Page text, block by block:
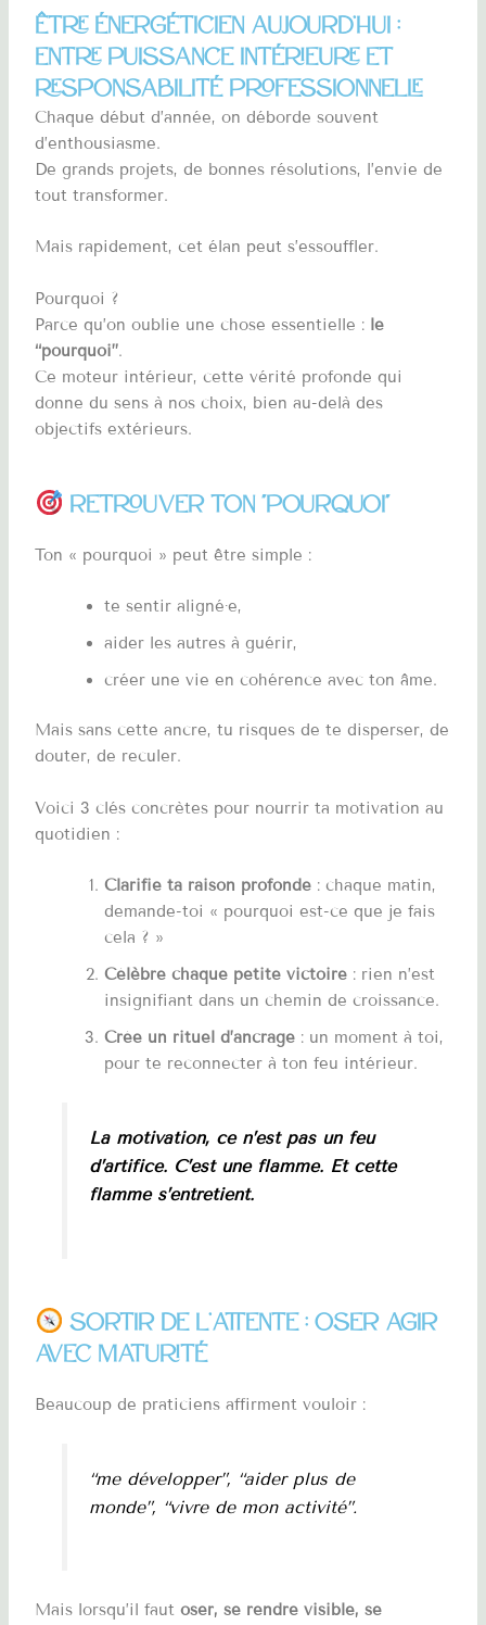
Être énergéticien aujourd’hui :
entre puissance intérieure et
responsabilité professionnelle
Chaque début d’année, on déborde souvent
d’enthousiasme.
De grands projets, de bonnes résolutions, l’envie de
tout transformer.
Mais rapidement, cet élan peut s’essouffler.
Pourquoi ?
Parce qu’on oublie une chose essentielle : le
“pourquoi”.
Ce moteur intérieur, cette vérité profonde qui
donne du sens à nos choix, bien au-delà des
objectifs extérieurs.
Retrouver ton "pourquoi"
Ton « pourquoi » peut être simple :
te sentir aligné·e,
aider les autres à guérir,
créer une vie en cohérence avec ton âme.
Mais sans cette ancre, tu risques de te disperser, de
douter, de reculer.
Voici 3 clés concrètes pour nourrir ta motivation au
quotidien :
Clarifie ta raison profonde : chaque matin,
demande-toi « pourquoi est-ce que je fais
cela ? »
Célèbre chaque petite victoire : rien n’est
insignifiant dans un chemin de croissance.
Crée un rituel d’ancrage : un moment à toi,
pour te reconnecter à ton feu intérieur.
La motivation, ce n’est pas un feu
d’artifice. C’est une flamme. Et cette
flamme s’entretient.
Sortir de l’attente : oser agir
avec maturité
Beaucoup de praticiens affirment vouloir :
“me développer”, “aider plus de
monde”, “vivre de mon activité”.
Mais lorsqu’il fautoser, se rendre visible, se